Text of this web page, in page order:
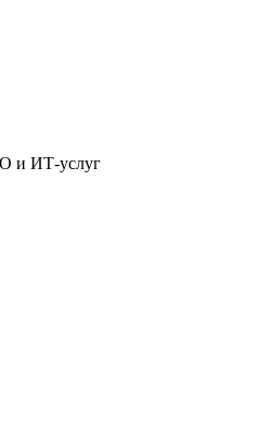
и ИТ-услуг